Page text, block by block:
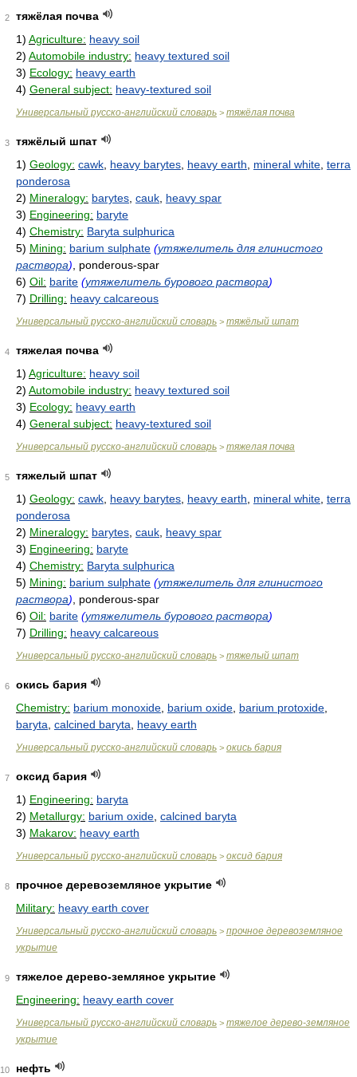
2
тяжёлая почва
1) Agriculture: heavy soil
2) Automobile industry: heavy textured soil
3) Ecology: heavy earth
4) General subject: heavy-textured soil
Универсальный русско-английский словарь > тяжёлая почва
3
тяжёлый шпат
1) Geology: cawk heavy barytes heavy earth mineral white terra
ponderosa
2) Mineralogy: barytes cauk heavy spar
3) Engineering: baryte
4) Chemistry: Baryta sulphurica
5) Mining: barium sulphate (утяжелитель для глинистого
раствора) , ponderous-spar
6) Oil: barite (утяжелитель бурового раствора)
7) Drilling: heavy calcareous
Универсальный русско-английский словарь > тяжёлый шпат
4
тяжелая почва
1) Agriculture: heavy soil
2) Automobile industry: heavy textured soil
3) Ecology: heavy earth
4) General subject: heavy-textured soil
Универсальный русско-английский словарь > тяжелая почва
5
тяжелый шпат
1) Geology: cawk heavy barytes heavy earth mineral white terra
ponderosa
2) Mineralogy: barytes cauk heavy spar
3) Engineering: baryte
4) Chemistry: Baryta sulphurica
5) Mining: barium sulphate (утяжелитель для глинистого
раствора) , ponderous-spar
6) Oil: barite (утяжелитель бурового раствора)
7) Drilling: heavy calcareous
Универсальный русско-английский словарь > тяжелый шпат
6
окись бария
Chemistry: barium monoxide barium oxide barium protoxide
baryta calcined baryta heavy earth
Универсальный русско-английский словарь > окись бария
7
оксид бария
1) Engineering: baryta
2) Metallurgy: barium oxide calcined baryta
3) Makarov: heavy earth
Универсальный русско-английский словарь > оксид бария
8
прочное деревоземляное укрытие
Military: heavy earth cover
Универсальный русско-английский словарь > прочное деревоземляное
укрытие
9
тяжелое дерево-земляное укрытие
Engineering: heavy earth cover
Универсальный русско-английский словарь > тяжелое дерево-земляное
укрытие
10
нефть